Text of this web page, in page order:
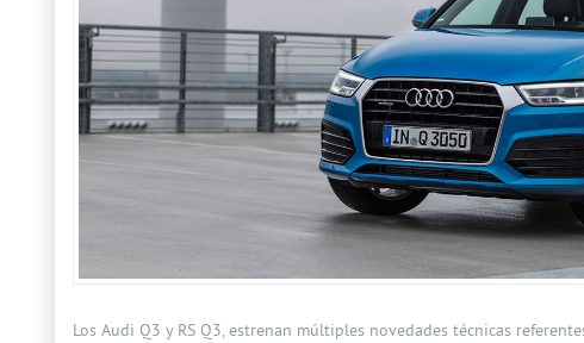
Los Audi Q3 y RS Q3, estrenan múltiples novedades técnicas